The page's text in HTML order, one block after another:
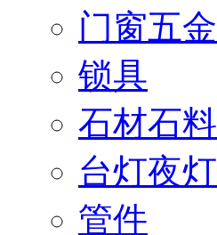
门窗五金
锁具
石材石料
台灯夜灯
管件